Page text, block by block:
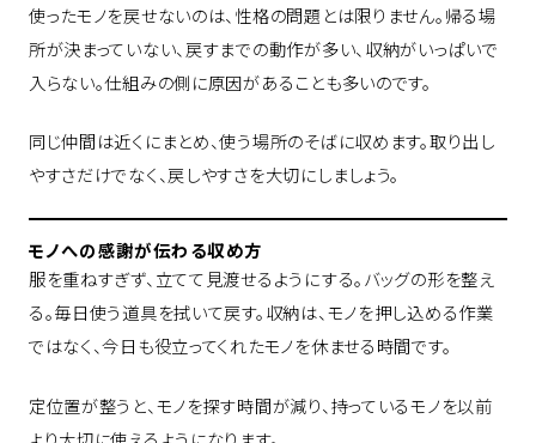
使ったモノを戻せないのは、性格の問題とは限りません。帰る場
所が決まっていない、戻すまでの動作が多い、収納がいっぱいで
入らない。仕組みの側に原因があることも多いのです。
同じ仲間は近くにまとめ、使う場所のそばに収めます。取り出し
やすさだけでなく、戻しやすさを大切にしましょう。
モノへの感謝が伝わる収め方
服を重ねすぎず、立てて見渡せるようにする。バッグの形を整え
る。毎日使う道具を拭いて戻す。収納は、モノを押し込める作業
ではなく、今日も役立ってくれたモノを休ませる時間です。
定位置が整うと、モノを探す時間が減り、持っているモノを以前